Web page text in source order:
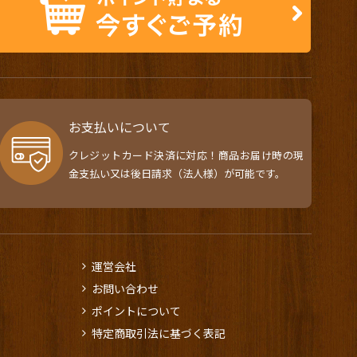
お支払いについて
クレジットカード決済に対応！商品お届け時の現
金支払い又は後日請求（法人様）が可能です。
運営会社
お問い合わせ
ポイントについて
特定商取引法に基づく表記